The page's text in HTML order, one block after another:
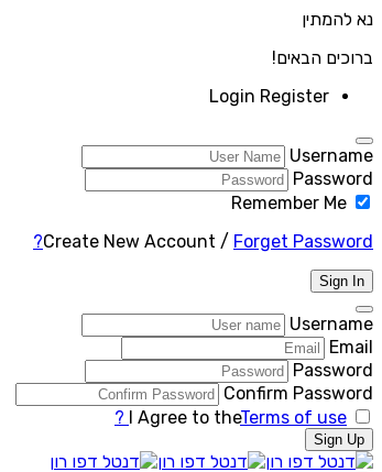
נא להמתין
ברוכים הבאים!
Login Register
Username
Password
Remember Me
Create New Account / Forget Password?
Sign In
Username
Email
Password
Confirm Password
I Agree to theTerms of use ?
Sign Up